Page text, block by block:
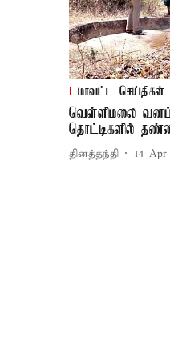
மாவட்ட செய்திகள்
வெள்ளிமலை
தொட்டிகளில்
தினத்தந்தி 14 Apr